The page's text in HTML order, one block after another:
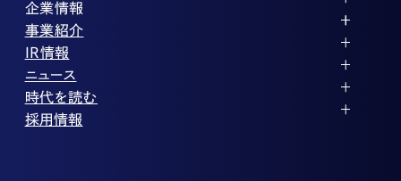
企業情報
代表メッセージ
企業理念
会社概要
役員紹介
沿革
コーポレートガバナンス
事業紹介
ストレージ事業
パートナー制度
ストレージライフ
土地権利整備事業
オフィス事業
アセット事業
IR情報
IRカレンダー
中期経営計画
事業等のリスク
ニュース
PR
IR
時代を読む
投稿一覧
採用情報